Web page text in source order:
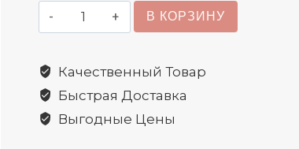
Количество
товара
с
кольцом
(рым-
В КОРЗИНУ
Качественный Товар
Быстрая Доставка
Выгодные Цены